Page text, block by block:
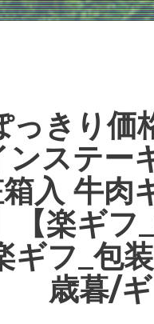
っきり
ンステー
入 牛肉
【楽ギフ
ギフ_包
歳暮/